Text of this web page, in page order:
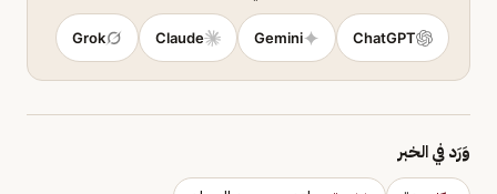
ChatGPT
Gemini
Claude
Grok
وَرَد في الخبر